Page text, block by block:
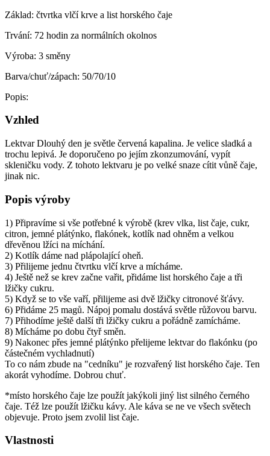
Základ: čtvrtka vlčí krve a list horského čaje
Trvání: 72 hodin za normálních okolnos
Výroba: 3 směny
Barva/chuť/zápach: 50/70/10
Popis:
Vzhled
Lektvar Dlouhý den je světle červená kapalina. Je velice sladká a
trochu lepivá. Je doporučeno po jejím zkonzumování, vypít
skleničku vody. Z tohoto lektvaru je po velké snaze cítit vůně čaje,
jinak nic.
Popis výroby
1) Připravíme si vše potřebné k výrobě (krev vlka, list čaje, cukr,
citron, jemné plátýnko, flakónek, kotlík nad ohněm a velkou
dřevěnou lžíci na míchání.
2) Kotlík dáme nad plápolající oheň.
3) Přilijeme jednu čtvrtku vlčí krve a mícháme.
4) Ještě než se krev začne vařit, přidáme list horského čaje a tři
lžičky cukru.
5) Když se to vše vaří, přilijeme asi dvě lžičky citronové šťávy.
6) Přidáme 25 magů. Nápoj pomalu dostává světle růžovou barvu.
7) Přihodíme ještě další tři lžičky cukru a pořádně zamícháme.
8) Mícháme po dobu čtyř směn.
9) Nakonec přes jemné plátýnko přelijeme lektvar do flakónku (po
částečném vychladnutí)
To co nám zbude na "cedníku" je rozvařený list horského čaje. Ten
akorát vyhodíme. Dobrou chuť.
*místo horského čaje lze použít jakýkoli jiný list silného černého
čaje. Též lze použít lžičku kávy. Ale káva se ne ve všech světech
objevuje. Proto jsem zvolil list čaje.
Vlastnosti